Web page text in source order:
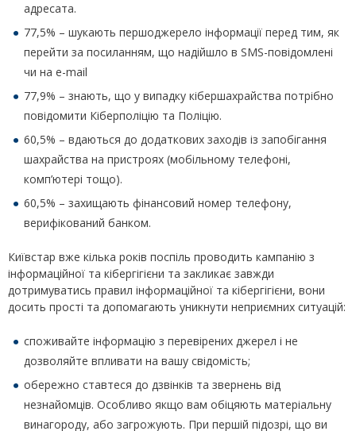
адресата.
77,5% – шукають першоджерело інформації перед тим, як
перейти за посиланням, що надійшло в SMS-повідомлені
чи на e-mail
77,9% – знають, що у випадку кібершахрайства потрібно
повідомити Кіберполіцію та Поліцію.
60,5% – вдаються до додаткових заходів із запобігання
шахрайства на пристроях (мобільному телефоні,
комп’ютері тощо).
60,5% – захищають фінансовий номер телефону,
верифікований банком.
Київстар вже кілька років поспіль проводить кампанію з
інформаційної та кібергігієни та закликає завжди
дотримуватись правил інформаційної та кібергігієни, вони
досить прості та допомагають уникнути неприємних ситуацій:
споживайте інформацію з перевірених джерел і не
дозволяйте впливати на вашу свідомість;
обережно ставтеся до дзвінків та звернень від
незнайомців. Особливо якщо вам обіцяють матеріальну
винагороду, або загрожують. При першій підозрі, що ви